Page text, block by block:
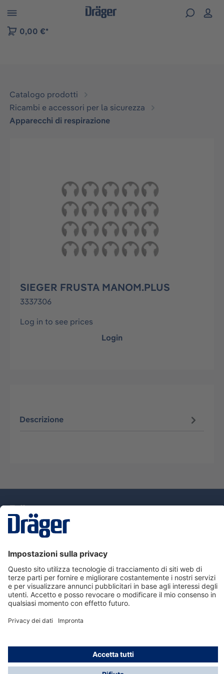
Skip to B2B platform navigation
0,00 €*
Catalogo prodotti
Ricambi e accessori per la sicurezza
Apparecchi di respirazione
SIEGER FRUSTA MANOM.PLUS
3337306
Log in to see prices
Login
Descrizione
Assistenza
Informazioni su Dräger
Informazioni
* Tutti i prezzi escl. IVA più spese di spedizione ed